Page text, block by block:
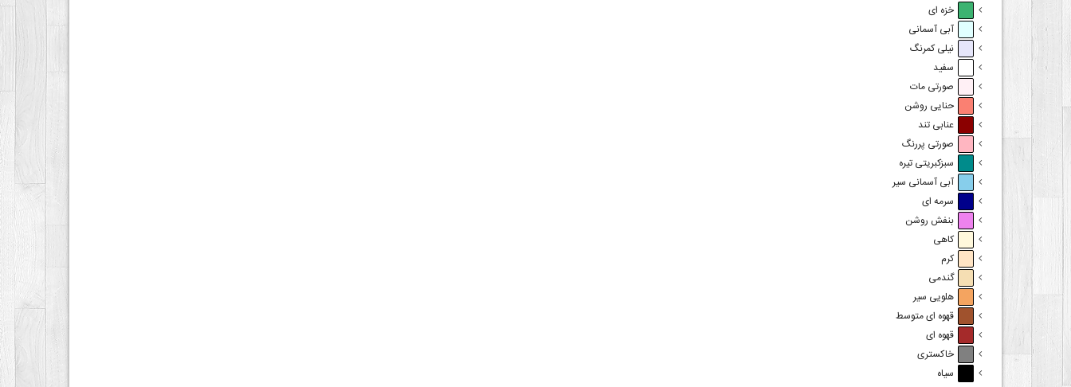
خزه ای
آبی آسمانی
نیلی کمرنگ
سفید
صورتی مات
حنایی روشن
عنابی تند
صورتی پررنگ
سبزکبریتی تیره
آبی آسمانی سیر
سرمه ای
بنفش روشن
کاهی
کرم
گندمی
هلویی سیر
قهوه ای متوسط
قهوه ای
خاکستری
سیاه